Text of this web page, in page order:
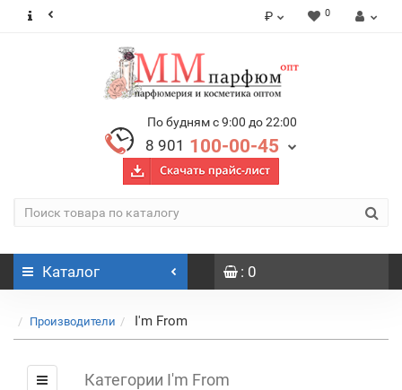
₽ 0
По будням с 9:00 до 22:00
8 901 100-00-45
Каталог : 0
Производители I'm From
Категории I'm From